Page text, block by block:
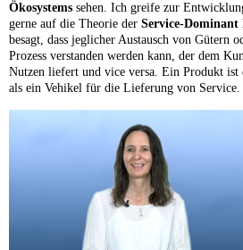
Ökosystems sehen. Ich greife zur
gerne auf die Theorie der Service-Dominant
besagt, dass jeglicher Austausch von Gütern
Prozess verstanden werden kann, der dem
Nutzen liefert und vice versa. Ein Produkt ist
als ein Vehikel für die Lieferung von Service.